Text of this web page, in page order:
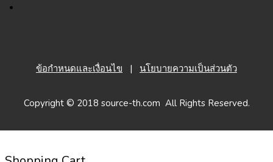
ข้อกำหนดและเงื่อนไข | นโยบายความเป็นส่วนตัว
Copyright © 2018 source-th.com All Rights Reserved.